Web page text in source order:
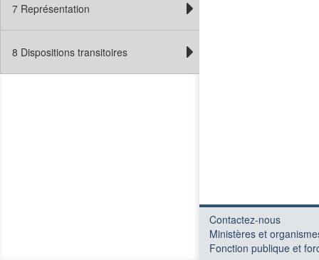
7 Représentation
8 Dispositions transitoires
Contactez-nous
Ministères et
Fonction publique et